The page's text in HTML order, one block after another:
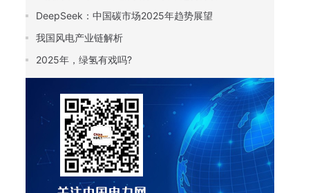
DeepSeek：中国碳市场2025年趋势展望
我国风电产业链解析
2025年，绿氢有戏吗?